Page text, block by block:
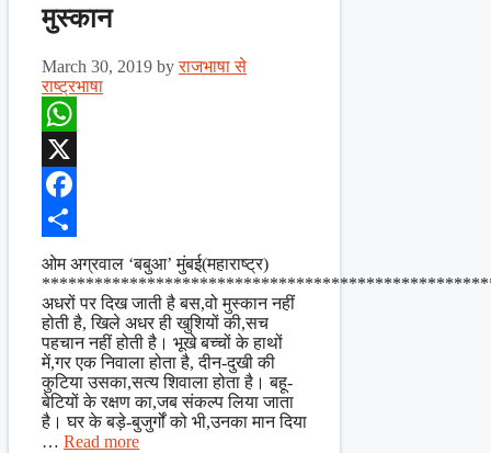
मुस्कान
March 30, 2019 byराजभाषा से
राष्ट्रभाषा
WhatsApp
X
Facebook
Share
ओम अग्रवाल ‘बबुआ’ मुंबई(महाराष्ट्र)
अधरों पर दिख जाती है बस,वो मुस्कान नहीं
होती है, खिले अधर ही खुशियों की,सच
पहचान नहीं होती है। भूखे बच्चों के हाथों
में,गर एक निवाला होता है, दीन-दुखी की
कुटिया उसका,सत्य शिवाला होता है। बहू-
बेटियों के रक्षण का,जब संकल्प लिया जाता
है। घर के बड़े-बुजुर्गों को भी,उनका मान दिया
… Read more